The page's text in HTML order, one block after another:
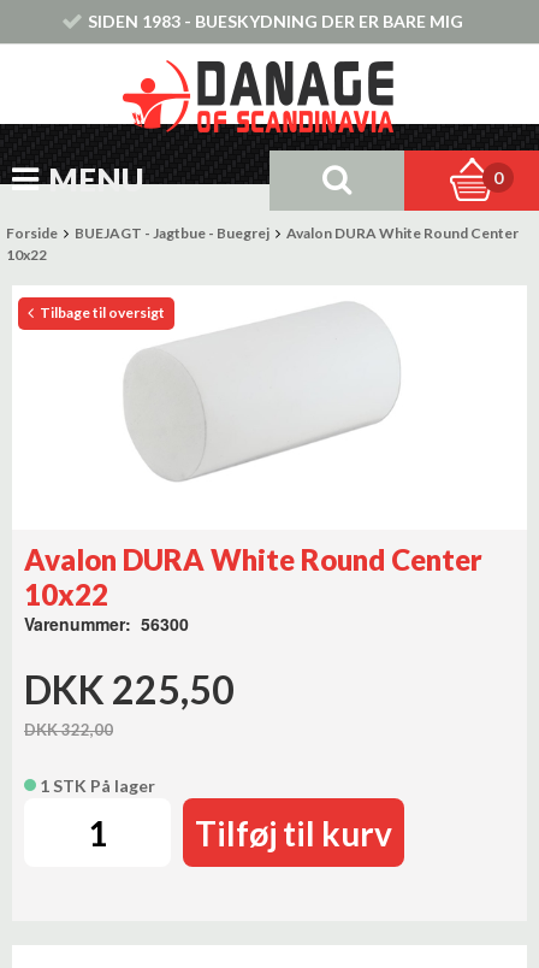
SIDEN 1983 - BUESKYDNING DER ER BARE MIG
MENU 0
Forside BUEJAGT - Jagtbue - Buegrej
Avalon DURA White Round Center
10x22
Tilbage til oversigt
Tilbud
Avalon DURA White Round Center
10x22
Varenummer: 56300
DKK 225,50
DKK 322,00
1 STK På lager
Tilføj til kurv